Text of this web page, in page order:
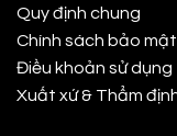
Quy định chung
Chính sách bảo mật
Điều khoản sử dụng
Xuất xứ & Thẩm